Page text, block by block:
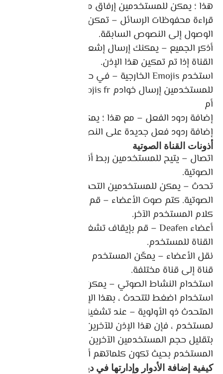
هذا ؛ يمكن للمستخدمين إرفاق ملفات في النصوص.
قراءة محفوظات الرسائل – تمكن المستخدمين من
الوصول إلى النصوص السابقة.
أذكر الجميع – يمكنك إرسال إشعارات فورية على
القناة إذا تم تمكين هذا الإذن.
استخدم Emojis الخارجية – في حالة التمكين ، يمكن
للمستخدمين إرسال خوادم emojis fr.
أم
إضافة ردود الفعل – مع هذا ؛ يمكن للمستخدمين
إضافة ردود فعل جديدة على النص
أذونات القناة الصوتية
اتصال – يتيح للمستخدمين ربط أنفسهم عبر القناة
الصوتية.
تحدث – يمكن للمستخدمين التحدث عبر القناة
الصوتية. كتم صوت الأعضاء – قم بإيقاف تشغيل
كلام المستخدم الآخر.
أعضاء Deafen – قم بإيقاف تشغيل السمع على
القناة للمستخدم.
نقل الأعضاء – يمكّن المستخدم من نقل الأعضاء من
قناة إلى قناة مختلفة.
استخدام النشاط الصوتي – يمكن للعضو التحدث دون
استخدام اضغط لتتحدث ، بهذا الإذن.
المتحدث ذو الأولوية – عند تشغيل هذا الإذن
لمستخدم ، فإن هذا الإذن للآخرين يسمح للمستخدم
بتقليل حجم المستخدمين الآخرين عندما يتحدث هذا
المستخدم بحيث تكون كلماتهم أعلى على القناة.
كيفية إضافة الأدوار وإدارتها في ديسكورد